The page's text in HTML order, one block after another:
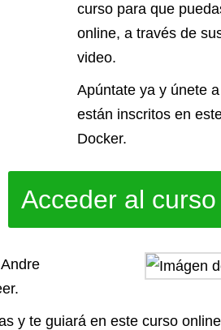
curso para que
online, a través de
video.
Apúntate ya y únete
están inscritos en
Docker.
Acceder al curso
y te guiará en este curso